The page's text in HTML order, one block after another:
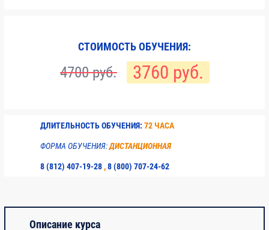
СТОИМОСТЬ ОБУЧЕНИЯ:
4700 руб. 3760 руб.
ДЛИТЕЛЬНОСТЬ ОБУЧЕНИЯ: 72 ЧАСА
ФОРМА ОБУЧЕНИЯ:ДИСТАНЦИОННАЯ
8 (812) 407-19-28 ,8 (800) 707-24-62
Описание курса
Система
технического
строительного
производства.